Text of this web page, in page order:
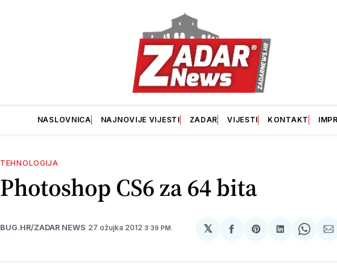
NASLOVNICA NAJNOVIJE VIJESTI ZADAR VIJESTI KONTAKT
TEHNOLOGIJA
Photoshop CS6 za 64 bita
BUG.HR/ZADAR NEWS 27 ožujka 2012 3:39 PM. 𝕏
podijeli
Facebook
Sharepodijeli
LinkedIn
Share